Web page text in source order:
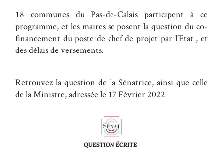
18 communes du Pas-de-Calais participent à ce
programme, et les maires se posent la question du co-
financement du poste de chef de projet par l’Etat , et
des délais de versements.
Retrouvez la question de la Sénatrice, ainsi que celle
de la Ministre, adressée le 17 Février 2022